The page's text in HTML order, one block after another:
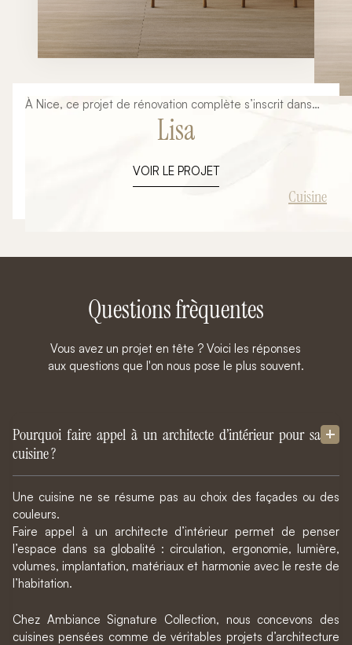
À Nice, ce projet de rénovation complète s’inscrit dans
une volonté de créer un espace de vie à la fois
fonctionnel, chaleureux et résolument contemporain.
aménagement a été entièrement conçu et réalisé par
Ambiance Signature, de la réflexion initiale jusqu’à la
Lisa
VOIR LE PROJET
Cuisine
Questions frèquentes
Vous avez un projet en tête ? Voici les réponses
aux questions que l'on nous pose le plus souvent.
Pourquoi faire appel à un architecte d’intérieur pour sa
cuisine ?
Une cuisine ne se résume pas au choix des façades ou des
couleurs.
Faire appel à un architecte d’intérieur permet de penser
l’espace dans sa globalité : circulation, ergonomie, lumière,
volumes, implantation, matériaux et harmonie avec le reste de
l’habitation.
Chez Ambiance Signature Collection, nous concevons des
cuisines pensées comme de véritables projets d’architecture